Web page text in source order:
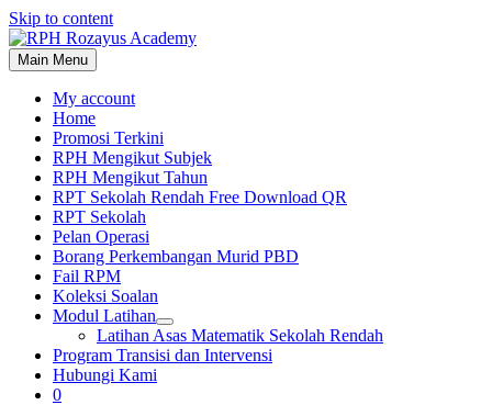
Skip to content
Main Menu
My account
Home
Promosi Terkini
RPH Mengikut Subjek
RPH Mengikut Tahun
RPT Sekolah Rendah Free Download QR
RPT Sekolah
Pelan Operasi
Borang Perkembangan Murid PBD
Fail RPM
Koleksi Soalan
Modul Latihan
Latihan Asas Matematik Sekolah Rendah
Program Transisi dan Intervensi
Hubungi Kami
0